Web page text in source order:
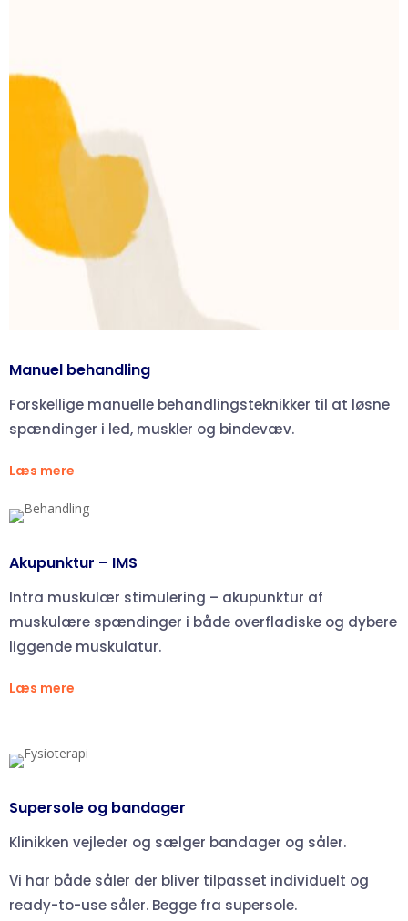
Manuel behandling
Forskellige manuelle behandlingsteknikker til at løsne
spændinger i led, muskler og bindevæv.
Læs mere
Akupunktur – IMS
Intra muskulær stimulering – akupunktur af
muskulære spændinger i både overfladiske og dybere
liggende muskulatur.
Læs mere
Supersole og bandager
Klinikken vejleder og sælger bandager og såler.
Vi har både såler der bliver tilpasset individuelt og
ready-to-use såler. Begge fra supersole.